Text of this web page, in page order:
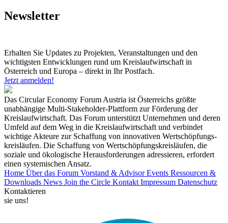
Newsletter
Erhalten Sie Updates zu Projekten, Veranstaltungen und den
wichtigsten Entwicklungen rund um Kreislaufwirtschaft in
Österreich und Europa – direkt in Ihr Postfach.
Jetzt anmelden!
Das Circular Economy Forum Austria ist Österreichs größte
unabhängige Multi-Stakeholder-Plattform zur Förderung der
Kreislaufwirtschaft. Das Forum unterstützt Unternehmen und deren
Umfeld auf dem Weg in die Kreislaufwirtschaft und verbindet
wichtige Akteure zur Schaffung von innovativen Wertschöpfungs-
kreisläufen. Die Schaffung von Wertschöpfungskreisläufen, die
soziale und ökologische Herausforderungen adressieren, erfordert
einen systemischen Ansatz.
Home Über das Forum Vorstand & AdvisorEvents Ressourcen &
Downloads News Join the Circle Kontakt Impressum Datenschutz
Kontaktieren
sie uns!